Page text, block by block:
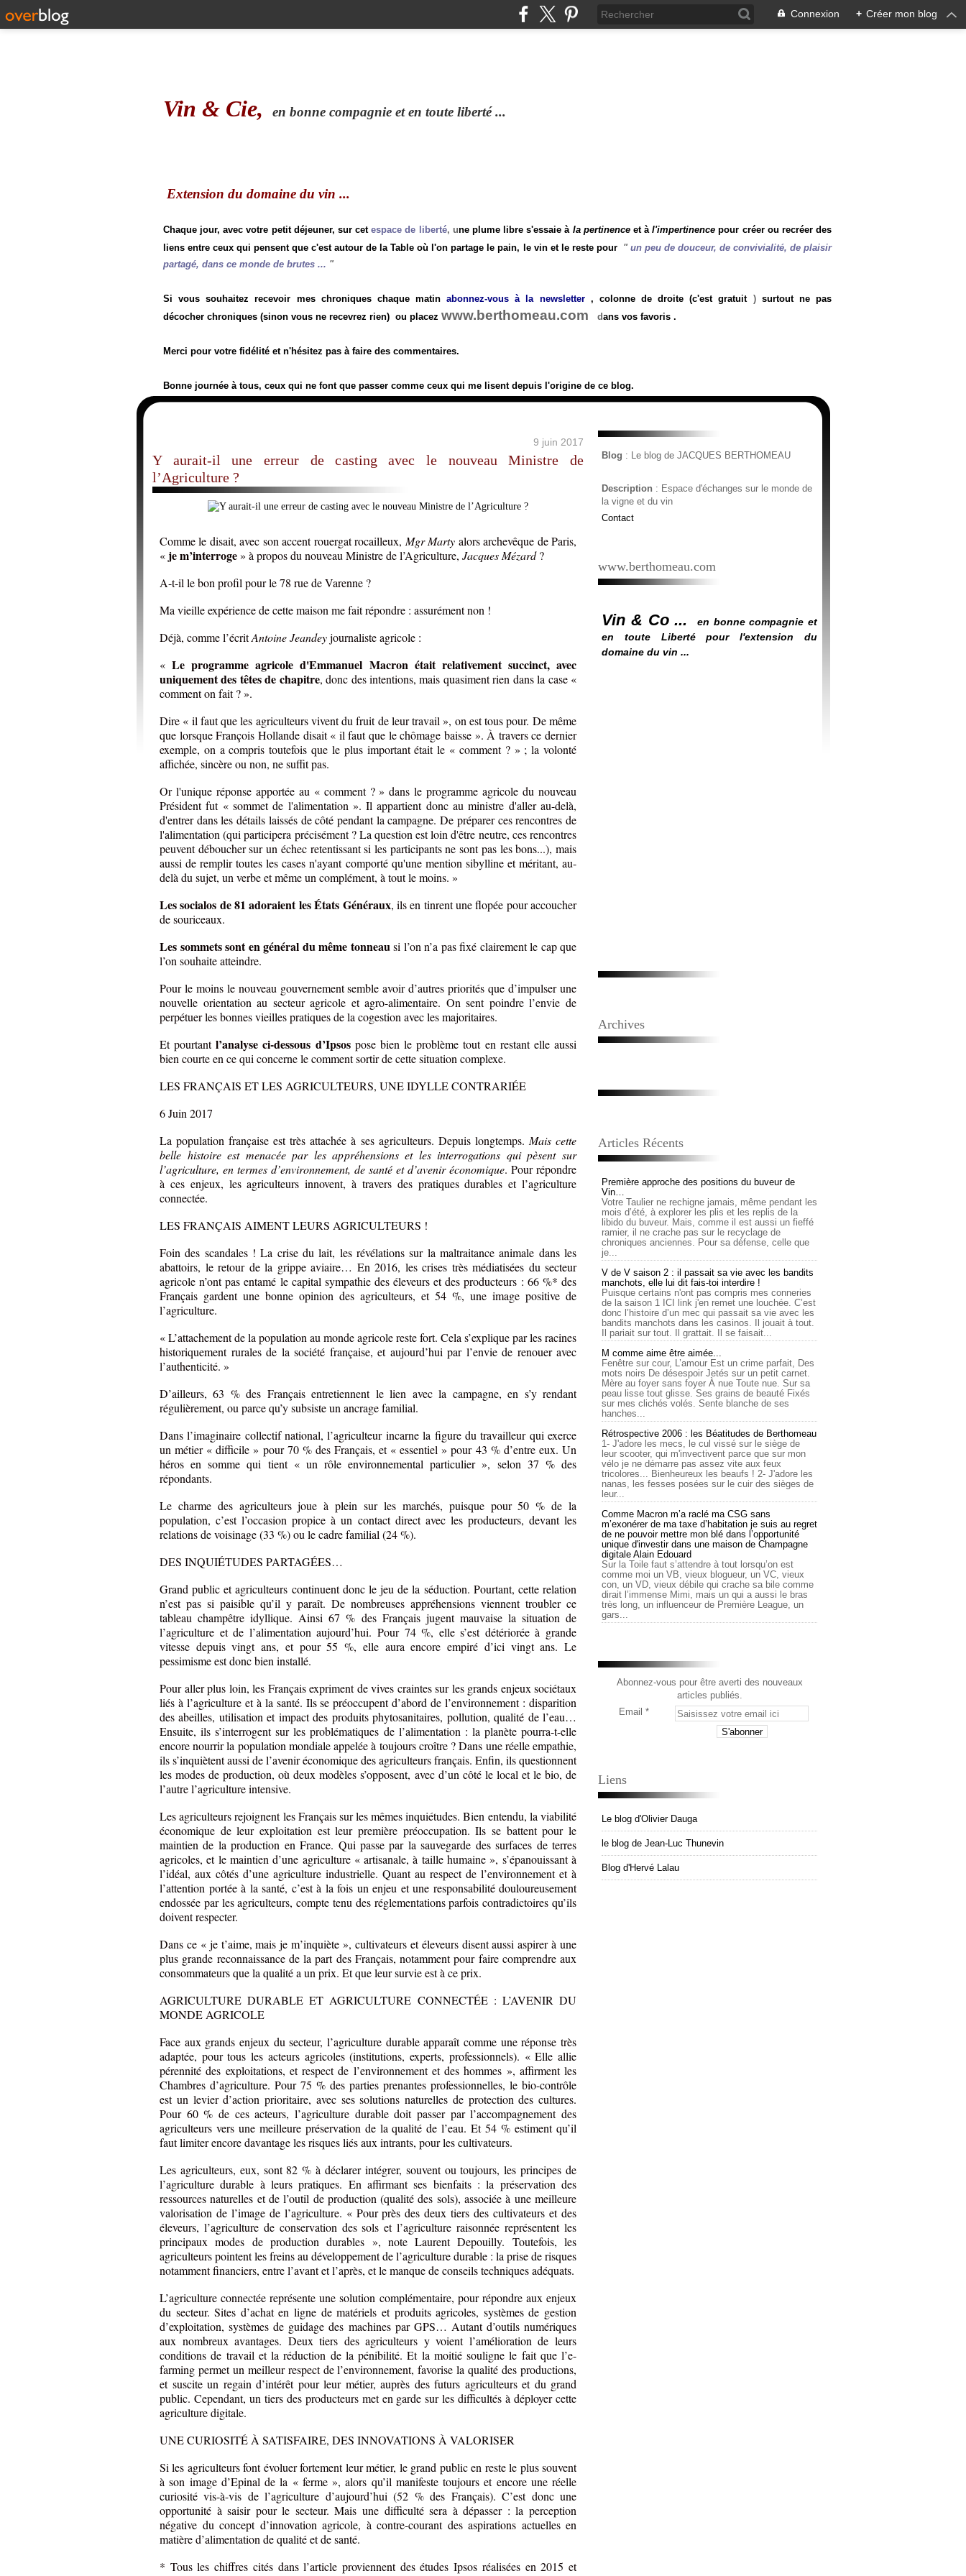
Connexion + Créer mon blog
Vin & Cie, en bonne compagnie et en toute liberté ...
Extension du domaine du vin ...
Chaque jour, avec votre petit déjeuner, sur cetespace de liberté, une plume libre s'essaie à la pertinenceet àl'impertinence pour créer ou recréer des
liens entre ceux qui pensent que c'est autour de la Table où l'on partage le pain, le vin et le reste pour "un peu de douceur, de convivialité, de plaisir
partagé, dans ce monde de brutes ... "
Si vous souhaitez recevoir mes chroniques chaque matinabonnez-vous à la newsletter, colonne de droite (c'est gratuit) surtout ne pas
décocher chroniques (sinon vous ne recevrez rien) ou placez www.berthomeau.com dans vos favoris .
Merci pour votre fidélité et n'hésitez pas à faire des commentaires.
Bonne journée à tous, ceux qui ne font que passer comme ceux qui me lisent depuis l'origine de ce blog.
9 juin 2017
Y aurait-il une erreur de casting avec le nouveau Ministre de
l’Agriculture ?
Comme le disait, avec son accent rouergat rocailleux, Mgr Marty alors archevêque de Paris,
« je m’interroge» à propos du nouveau Ministre de l’Agriculture, Jacques Mézard?
A-t-il le bon profil pour le 78 rue de Varenne ?
Ma vieille expérience de cette maison me fait répondre : assurément non !
Déjà, comme l’écritAntoine Jeandeyjournaliste agricole :
«Le programme agricole d'Emmanuel Macron était relativement succinct, avec
uniquement des têtes de chapitre, donc des intentions, mais quasiment rien dans la case «
comment on fait ? ».
Dire « il faut que les agriculteurs vivent du fruit de leur travail », on est tous pour. De même
que lorsque François Hollande disait « il faut que le chômage baisse ». À travers ce dernier
exemple, on a compris toutefois que le plus important était le « comment ? » ; la volonté
affichée, sincère ou non, ne suffit pas.
Or l'unique réponse apportée au « comment ? » dans le programme agricole du nouveau
Président fut « sommet de l'alimentation ». Il appartient donc au ministre d'aller au-delà,
d'entrer dans les détails laissés de côté pendant la campagne. De préparer ces rencontres de
l'alimentation (qui participera précisément ? La question est loin d'être neutre, ces rencontres
peuvent déboucher sur un échec retentissant si les participants ne sont pas les bons...), mais
aussi de remplir toutes les cases n'ayant comporté qu'une mention sibylline et méritant, au-
delà du sujet, un verbe et même un complément, à tout le moins. »
Les socialos de 81 adoraient les États Généraux, ils en tinrent une flopée pour accoucher
de souriceaux.
Les sommets sont en général du même tonneau si l’on n’a pas fixé clairement le cap que
l’on souhaite atteindre.
Pour le moins le nouveau gouvernement semble avoir d’autres priorités que d’impulser une
nouvelle orientation au secteur agricole et agro-alimentaire. On sent poindre l’envie de
perpétuer les bonnes vieilles pratiques de la cogestion avec les majoritaires.
Et pourtantl’analyse ci-dessous d’Ipsospose bien le problème tout en restant elle aussi
bien courte en ce qui concerne le comment sortir de cette situation complexe.
LES FRANÇAIS ET LES AGRICULTEURS, UNE IDYLLE CONTRARIÉE
6 Juin 2017
La population française est très attachée à ses agriculteurs. Depuis longtemps. Mais cette
belle histoire est menacée par les appréhensions et les interrogations qui pèsent sur
l’agriculture, en termes d’environnement, de santé et d’avenir économique. Pour répondre
à ces enjeux, les agriculteurs innovent, à travers des pratiques durables et l’agriculture
connectée.
LES FRANÇAIS AIMENT LEURS AGRICULTEURS !
Foin des scandales ! La crise du lait, les révélations sur la maltraitance animale dans les
abattoirs, le retour de la grippe aviaire… En 2016, les crises très médiatisées du secteur
agricole n’ont pas entamé le capital sympathie des éleveurs et des producteurs : 66 %* des
Français gardent une bonne opinion des agriculteurs, et 54 %, une image positive de
l’agriculture.
« L’attachement de la population au monde agricole reste fort. Cela s’explique par les racines
historiquement rurales de la société française, et aujourd’hui par l’envie de renouer avec
l’authenticité. »
D’ailleurs, 63 % des Français entretiennent le lien avec la campagne, en s’y rendant
régulièrement, ou parce qu’y subsiste un ancrage familial.
Dans l’imaginaire collectif national, l’agriculteur incarne la figure du travailleur qui exerce
un métier « difficile » pour 70 % des Français, et « essentiel » pour 43 % d’entre eux. Un
héros en somme qui tient « un rôle environnemental particulier », selon 37 % des
répondants.
Le charme des agriculteurs joue à plein sur les marchés, puisque pour 50 % de la
population, c’est l’occasion propice à un contact direct avec les producteurs, devant les
relations de voisinage (33 %) ou le cadre familial (24 %).
DES INQUIÉTUDES PARTAGÉES…
Grand public et agriculteurs continuent donc le jeu de la séduction. Pourtant, cette relation
n’est pas si paisible qu’il y paraît. De nombreuses appréhensions viennent troubler ce
tableau champêtre idyllique. Ainsi 67 % des Français jugent mauvaise la situation de
l’agriculture et de l’alimentation aujourd’hui. Pour 74 %, elle s’est détériorée à grande
vitesse depuis vingt ans, et pour 55 %, elle aura encore empiré d’ici vingt ans. Le
pessimisme est donc bien installé.
Pour aller plus loin, les Français expriment de vives craintes sur les grands enjeux sociétaux
liés à l’agriculture et à la santé. Ils se préoccupent d’abord de l’environnement : disparition
des abeilles, utilisation et impact des produits phytosanitaires, pollution, qualité de l’eau…
Ensuite, ils s’interrogent sur les problématiques de l’alimentation : la planète pourra-t-elle
encore nourrir la population mondiale appelée à toujours croître ? Dans une réelle empathie,
ils s’inquiètent aussi de l’avenir économique des agriculteurs français. Enfin, ils questionnent
les modes de production, où deux modèles s’opposent, avec d’un côté le local et le bio, de
l’autre l’agriculture intensive.
Les agriculteurs rejoignent les Français sur les mêmes inquiétudes. Bien entendu, la viabilité
économique de leur exploitation est leur première préoccupation. Ils se battent pour le
maintien de la production en France. Qui passe par la sauvegarde des surfaces de terres
agricoles, et le maintien d’une agriculture « artisanale, à taille humaine », s’épanouissant à
l’idéal, aux côtés d’une agriculture industrielle. Quant au respect de l’environnement et à
l’attention portée à la santé, c’est à la fois un enjeu et une responsabilité douloureusement
endossée par les agriculteurs, compte tenu des réglementations parfois contradictoires qu’ils
doivent respecter.
Dans ce « je t’aime, mais je m’inquiète », cultivateurs et éleveurs disent aussi aspirer à une
plus grande reconnaissance de la part des Français, notamment pour faire comprendre aux
consommateurs que la qualité a un prix. Et que leur survie est à ce prix.
AGRICULTURE DURABLE ET AGRICULTURE CONNECTÉE : L’AVENIR DU
MONDE AGRICOLE
Face aux grands enjeux du secteur, l’agriculture durable apparaît comme une réponse très
adaptée, pour tous les acteurs agricoles (institutions, experts, professionnels). « Elle allie
pérennité des exploitations, et respect de l’environnement et des hommes », affirment les
Chambres d’agriculture. Pour 75 % des parties prenantes professionnelles, le bio-contrôle
est un levier d’action prioritaire, avec ses solutions naturelles de protection des cultures.
Pour 60 % de ces acteurs, l’agriculture durable doit passer par l’accompagnement des
agriculteurs vers une meilleure préservation de la qualité de l’eau. Et 54 % estiment qu’il
faut limiter encore davantage les risques liés aux intrants, pour les cultivateurs.
Les agriculteurs, eux, sont 82 % à déclarer intégrer, souvent ou toujours, les principes de
l’agriculture durable à leurs pratiques. En affirmant ses bienfaits : la préservation des
ressources naturelles et de l’outil de production (qualité des sols), associée à une meilleure
valorisation de l’image de l’agriculture. « Pour près des deux tiers des cultivateurs et des
éleveurs, l’agriculture de conservation des sols et l’agriculture raisonnée représentent les
principaux modes de production durables », note Laurent Depouilly. Toutefois, les
agriculteurs pointent les freins au développement de l’agriculture durable : la prise de risques
notamment financiers, entre l’avant et l’après, et le manque de conseils techniques adéquats.
L’agriculture connectée représente une solution complémentaire, pour répondre aux enjeux
du secteur. Sites d’achat en ligne de matériels et produits agricoles, systèmes de gestion
d’exploitation, systèmes de guidage des machines par GPS… Autant d’outils numériques
aux nombreux avantages. Deux tiers des agriculteurs y voient l’amélioration de leurs
conditions de travail et la réduction de la pénibilité. Et la moitié souligne le fait que l’e-
farming permet un meilleur respect de l’environnement, favorise la qualité des productions,
et suscite un regain d’intérêt pour leur métier, auprès des futurs agriculteurs et du grand
public. Cependant, un tiers des producteurs met en garde sur les difficultés à déployer cette
agriculture digitale.
UNE CURIOSITÉ À SATISFAIRE, DES INNOVATIONS À VALORISER
Si les agriculteurs font évoluer fortement leur métier, le grand public en reste le plus souvent
à son image d’Epinal de la « ferme », alors qu’il manifeste toujours et encore une réelle
curiosité vis-à-vis de l’agriculture d’aujourd’hui (52 % des Français). C’est donc une
opportunité à saisir pour le secteur. Mais une difficulté sera à dépasser : la perception
négative du concept d’innovation agricole, à contre-courant des aspirations actuelles en
matière d’alimentation de qualité et de santé.
* Tous les chiffres cités dans l’article proviennent des études Ipsos réalisées en 2015 et
Blog : Le blog de JACQUES BERTHOMEAU
Description : Espace d'échanges sur le monde de
la vigne et du vin
Contact
www.berthomeau.com
Vin & Co ...
en bonne compagnie et
en toute Liberté pour l'extension du
domaine du vin ...
Archives
Articles Récents
Première approche des positions du buveur de
Vin…
Votre Taulier ne rechigne jamais, même pendant les
mois d’été, à explorer les plis et les replis de la
libido du buveur. Mais, comme il est aussi un fieffé
ramier, il ne crache pas sur le recyclage de
chroniques anciennes. Pour sa défense, celle que
je...
V de V saison 2 : il passait sa vie avec les bandits
manchots, elle lui dit fais-toi interdire !
Puisque certains n'ont pas compris mes conneries
de la saison 1 ICI link j'en remet une louchée. C’est
donc l’histoire d’un mec qui passait sa vie avec les
bandits manchots dans les casinos. Il jouait à tout.
Il pariait sur tout. Il grattait. Il se faisait...
M comme aime être aimée...
Fenêtre sur cour, L’amour Est un crime parfait, Des
mots noirs De désespoir Jetés sur un petit carnet.
Mère au foyer sans foyer À nue Toute nue. Sur sa
peau lisse tout glisse. Ses grains de beauté Fixés
sur mes clichés volés. Sente blanche de ses
hanches...
Rétrospective 2006 : les Béatitudes de Berthomeau
1- J'adore les mecs, le cul vissé sur le siège de
leur scooter, qui m'invectivent parce que sur mon
vélo je ne démarre pas assez vite aux feux
tricolores... Bienheureux les beaufs ! 2- J'adore les
nanas, les fesses posées sur le cuir des sièges de
leur...
Comme Macron m’a raclé ma CSG sans
m’exonérer de ma taxe d’habitation je suis au regret
de ne pouvoir mettre mon blé dans l’opportunité
unique d'investir dans une maison de Champagne
digitale Alain Edouard
Sur la Toile faut s’attendre à tout lorsqu’on est
comme moi un VB, vieux blogueur, un VC, vieux
con, un VD, vieux débile qui crache sa bile comme
dirait l’immense Mimi, mais un qui a aussi le bras
très long, un influenceur de Première League, un
gars...
Abonnez-vous pour être averti des nouveaux
articles publiés.
Email
Liens
Le blog d'Olivier Dauga
le blog de Jean-Luc Thunevin
Blog d'Hervé Lalau